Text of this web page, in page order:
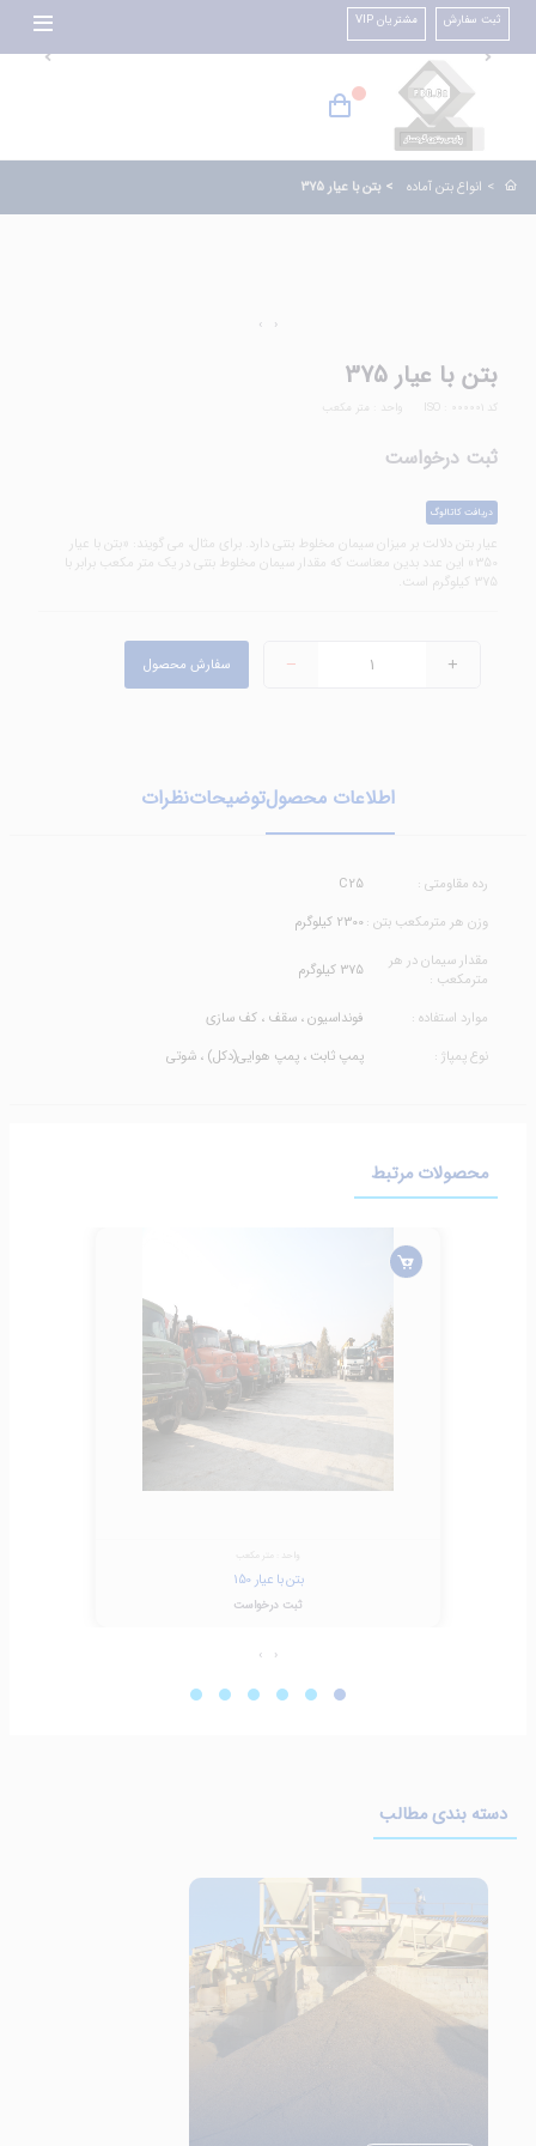
ثبت سفارش مشتریان VIP
انواع بتن آماده بتن با عیار 375
بتن با عیار 375
واحد : متر مکعب
ثبت درخواست
دریافت کاتالوگ
عیار بتن دلالت بر میزان سیمان مخلوط بتنی دارد. برای مثال، می گویند: «بتن با عیار
350» این عدد بدین معناست که مقدار سیمان مخلوط بتنی در یک متر مکعب برابر با
375 کیلوگرم است.
سفارش محصول
اطلاعات محصولتوضیحاتنظرات
رده مقاومتی :
C25
وزن هر مترمکعب بتن : 2300 کیلوگرم
مقدار سیمان در هر
مترمکعب :
375 کیلوگرم
موارد استفاده :
فونداسیون ، سقف ، کف سازی
نوع پمپاژ :
پمپ ثابت ، پمپ هوایی(دکل) ، شوتی
محصولات مرتبط
واحد : متر مکعب
بتن با عیار 150
ثبت درخواست
دسته بندی مطالب